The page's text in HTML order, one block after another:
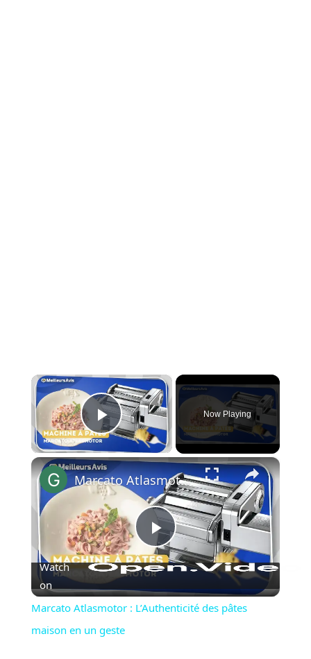
×
Play Video
Now Playing
×
Play
Video
Marcato Atlasmotor : L’Authenticité des pâtes maison en un geste
Watch
on
Marcato Atlasmotor : L’Authenticité des pâtes
maison en un geste